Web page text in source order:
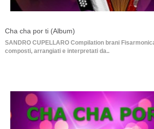
Cha cha por ti (Album)
SANDRO CUPELLARO Compilation brani
composti, arrangiati e interpretati da..